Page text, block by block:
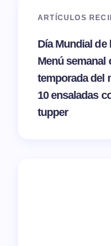
ARTÍCULOS
Día Mundial de
Menú semanal
temporada del
10 ensaladas
tupper